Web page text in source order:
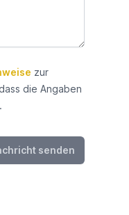
zur
die Angaben